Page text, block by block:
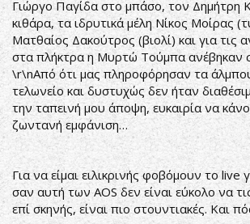
Γιώργο Παγίδα στο μπάσο, τον Δημήτρη
κιθάρα, τα ιδρυτικά μέλη Νίκος Μοίρας
Ματθαίος Δακούτρος (βιολί) και για τις
στα πλήκτρα η Μυρτώ Τούμπα ανέβηκαν
\r\nΑπό ότι μας πληροφόρησαν τα
τελωνείο και δυστυχώς δεν ήταν
την ταπεινή μου άποψη, ευκαιρία να
ζωντανή εμφάνιση…
Για να είμαι ειλικρινής φοβόμουν το live
σαν αυτή των AOS δεν είναι εύκολο να
επί σκηνής, είναι πιο στουντιακές. Και